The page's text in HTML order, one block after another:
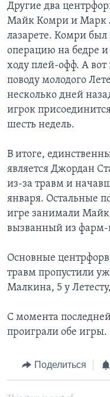
Другие два
Майк Комри и Марк
лазарете. Комри
операцию на бедре и
ходу плей-офф. А
поводу молодого
несколько дней
игрок
шесть недель.
В итоге,
является Джордан
из-за травм и
января. Остальные
игре занимали
вызванный из
Основные
травм пропустили
Малкина, 5 у
С момента
проиграли обе игры.
Поделиться